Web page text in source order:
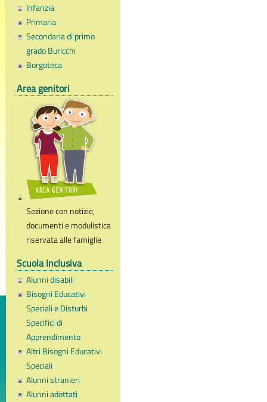
Infanzia
Primaria
Secondaria di primo
grado Buricchi
Borgoteca
Area genitori
Sezione con notizie,
documenti e modulistica
riservata alle famiglie
Scuola Inclusiva
Alunni disabili
Bisogni Educativi
Speciali e Disturbi
Specifici di
Apprendimento
Altri Bisogni Educativi
Speciali
Alunni stranieri
Alunni adottati